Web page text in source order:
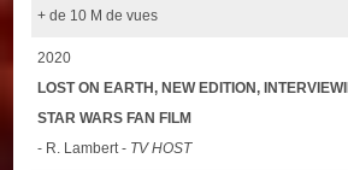
+ de 10 M de vues
2020
LOST ON EARTH, NEW EDITION,
STAR WARS FAN FILM
- R. Lambert - TV HOST